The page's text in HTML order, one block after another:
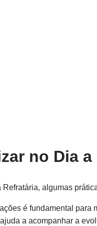
no Dia a
algumas
é fundamental para
a acompanhar a